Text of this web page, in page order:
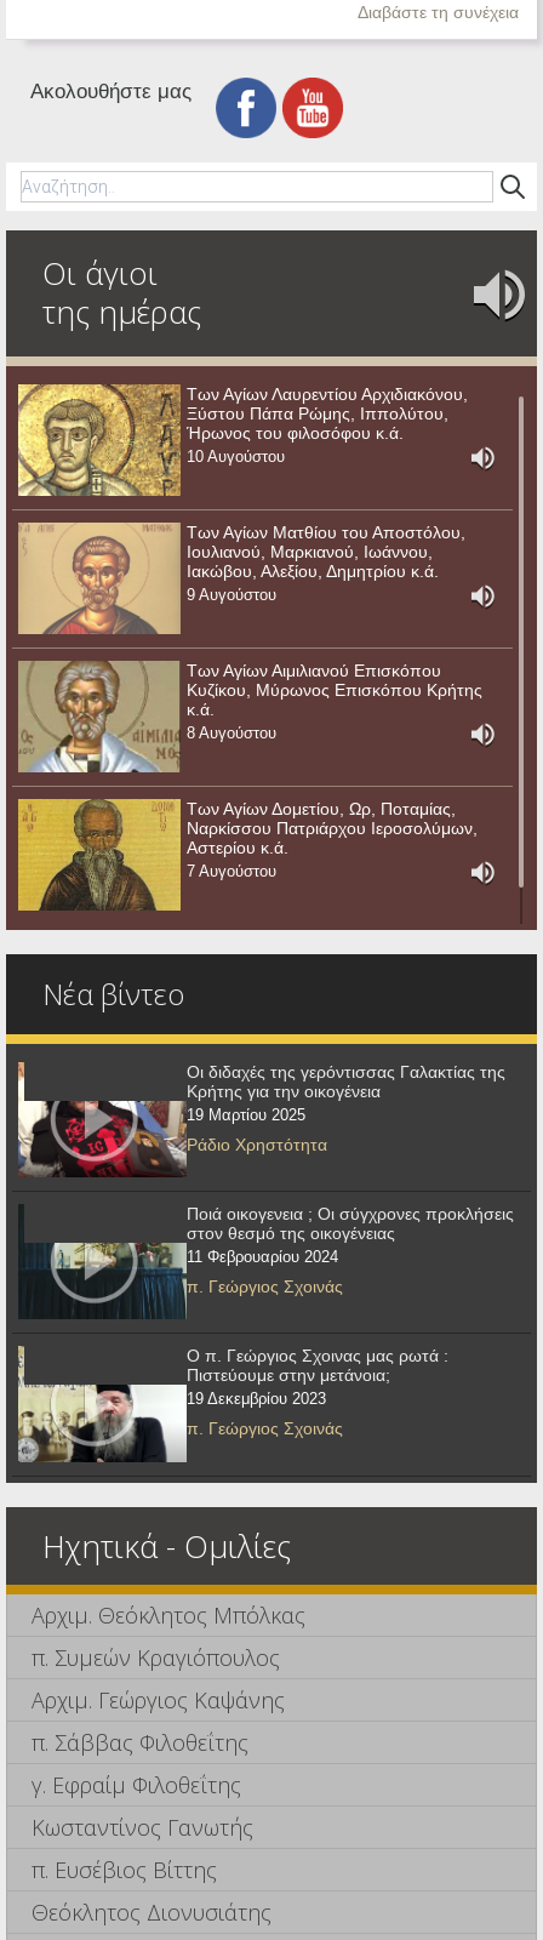
Διαβάστε τη συνέχεια
Ακολουθήστε μας
Οι άγιοι
της ημέρας
Των Αγίων Λαυρεντίου Αρχιδιακόνου,
Ξύστου Πάπα Ρώμης, Ιππολύτου,
Ήρωνος του φιλοσόφου κ.ά.
10 Αυγούστου
Των Αγίων Ματθίου του Αποστόλου,
Ιουλιανού, Μαρκιανού, Ιωάννου,
Ιακώβου, Αλεξίου, Δημητρίου κ.ά.
9 Αυγούστου
Των Αγίων Αιμιλιανού Επισκόπου
Κυζίκου, Μύρωνος Επισκόπου Κρήτης
κ.ά.
8 Αυγούστου
Των Αγίων Δομετίου, Ωρ, Ποταμίας,
Ναρκίσσου Πατριάρχου Ιεροσολύμων,
Αστερίου κ.ά.
7 Αυγούστου
Νέα βίντεο
Οι διδαχές της γερόντισσας Γαλακτίας της
Κρήτης για την οικογένεια
19 Μαρτίου 2025
Ράδιο Χρηστότητα
Ποιά οικογενεια ; Οι σύγχρονες προκλήσεις
στον θεσμό της οικογένειας
11 Φεβρουαρίου 2024
π. Γεώργιος Σχοινάς
Ο π. Γεώργιος Σχοινας μας ρωτά :
Πιστεύουμε στην μετάνοια;
19 Δεκεμβρίου 2023
π. Γεώργιος Σχοινάς
Ηχητικά - Ομιλίες
Αρχιμ. Θεόκλητος Μπόλκας
π. Συμεών Κραγιόπουλος
Αρχιμ. Γεώργιος Καψάνης
π. Σάββας Φιλοθεΐτης
γ. Εφραίμ Φιλοθεΐτης
Κωσταντίνος Γανωτής
π. Ευσέβιος Βίττης
Θεόκλητος Διονυσιάτης